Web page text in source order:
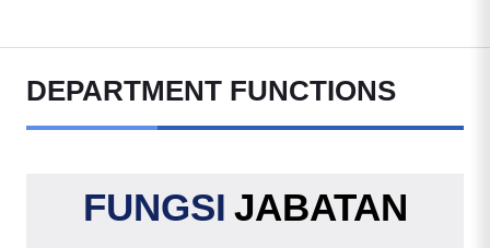
DEPARTMENT FUNCTIONS
FUNGSI JABATAN